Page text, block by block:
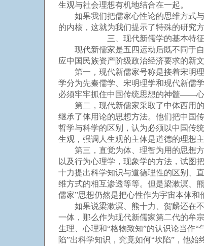
生观与社会理想有机地结合在一起。
如果我们把儒家心性论的思维方式与
的内核，这就为我们提示了特殊的研究方
三、现代新儒学的基本特征
现代新儒家是五四运动后既不同于自
应中国民族资产阶级政治经济要求的新
第一，现代新儒家号称是接着宋明理
学分为先秦儒学、宋明理学和现代新儒
必须牢牢抓住中国传统思想的神髓——心
第二，现代新儒家采取了中体西用的
继承了体用论的思想方法。他们把中国
哲学与科学的区别，认为必须以中国传
生观，强调人生观的主体是道德的理想主
第三，直觉为体、理智为用的思想方
以及行为心理学，现象学的方法，试图
十力提出科学知识与道德理性的区别
维方式的相互渗透等等。但是梁漱溟、
儒家”思想仍然是把心性作为宇宙本体和
如果说梁漱溟、熊十力、贺麟还在不
一体，那么作为现代新儒家第二代的牟
生理、心理和“格物致知”的认识论当作
陷”出科学知识，究竟如何“坎陷”，他